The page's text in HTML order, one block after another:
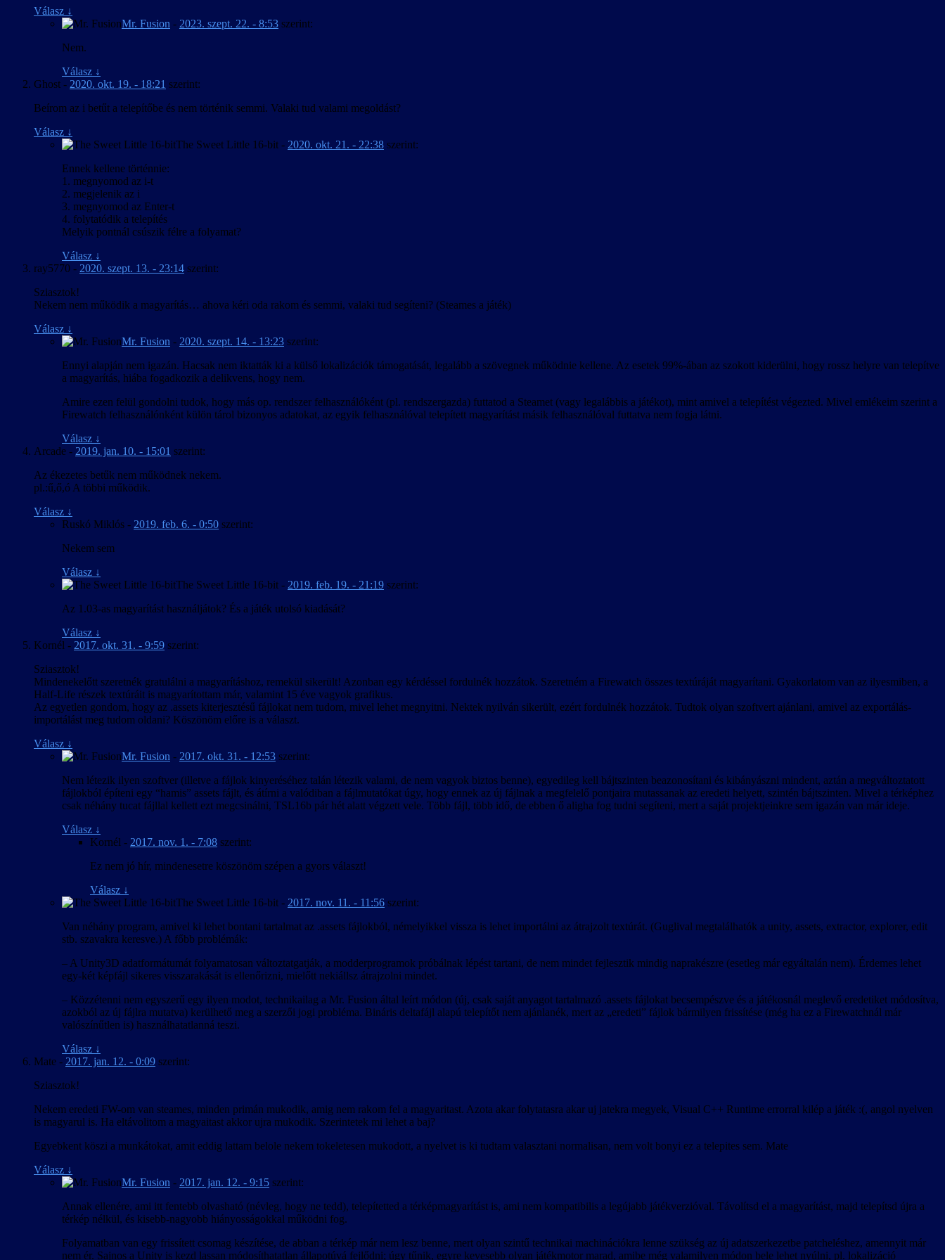
Válasz ↓
Mr. Fusion - 2023. szept. 22. - 8:53 szerint:
Nem.
Válasz ↓
Ghost - 2020. okt. 19. - 18:21 szerint:
Beírom az i betűt a telepítőbe és nem történik semmi. Valaki tud valami megoldást?
Válasz ↓
The Sweet Little 16-bit - 2020. okt. 21. - 22:38 szerint:
Ennek kellene történnie:
1. megnyomod az i-t
2. megjelenik az i
3. megnyomod az Enter-t
4. folytatódik a telepítés
Melyik pontnál csúszik félre a folyamat?
Válasz ↓
ray5770 - 2020. szept. 13. - 23:14 szerint:
Sziasztok!
Nekem nem működik a magyarítás… ahova kéri oda rakom és semmi, valaki tud segíteni? (Steames a játék)
Válasz ↓
Mr. Fusion - 2020. szept. 14. - 13:23 szerint:
Ennyi alapján nem igazán. Hacsak nem iktatták ki a külső lokalizációk támogatását, legalább a szövegnek működnie kellene. Az esetek 99%-ában az szokott kiderülni, hogy rossz helyre van telepítve
a magyarítás, hiába fogadkozik a delikvens, hogy nem.
Amire ezen felül gondolni tudok, hogy más op. rendszer felhasználóként (pl. rendszergazda) futtatod a Steamet (vagy legalábbis a játékot), mint amivel a telepítést végezted. Mivel emlékeim szerint a
Firewatch felhasználónként külön tárol bizonyos adatokat, az egyik felhasználóval telepített magyarítást másik felhasználóval futtatva nem fogja látni.
Válasz ↓
Arcade - 2019. jan. 10. - 15:01 szerint:
Az ékezetes betűk nem működnek nekem.
pl.:ű,ő,ó A többi működik.
Válasz ↓
Ruskó Miklós - 2019. feb. 6. - 0:50 szerint:
Nekem sem
Válasz ↓
The Sweet Little 16-bit - 2019. feb. 19. - 21:19 szerint:
Az 1.03-as magyarítást használjátok? És a játék utolsó kiadását?
Válasz ↓
Kornél - 2017. okt. 31. - 9:59 szerint:
Sziasztok!
Mindenekelőtt szeretnék gratulálni a magyarításhoz, remekül sikerült! Azonban egy kérdéssel fordulnék hozzátok. Szeretném a Firewatch összes textúráját magyarítani. Gyakorlatom van az ilyesmiben, a
Half-Life részek textúráit is magyarítottam már, valamint 15 éve vagyok grafikus.
Az egyetlen gondom, hogy az .assets kiterjesztésű fájlokat nem tudom, mivel lehet megnyitni. Nektek nyilván sikerült, ezért fordulnék hozzátok. Tudtok olyan szoftvert ajánlani, amivel az exportálás-
importálást meg tudom oldani? Köszönöm előre is a választ.
Válasz ↓
Mr. Fusion - 2017. okt. 31. - 12:53 szerint:
Nem létezik ilyen szoftver (illetve a fájlok kinyeréséhez talán létezik valami, de nem vagyok biztos benne), egyedileg kell bájtszinten beazonosítani és kibányászni mindent, aztán a megváltoztatott
fájlokból építeni egy “hamis” assets fájlt, és átírni a valódiban a fájlmutatókat úgy, hogy ennek az új fájlnak a megfelelő pontjaira mutassanak az eredeti helyett, szintén bájtszinten. Mivel a térképhez
csak néhány tucat fájllal kellett ezt megcsinálni, TSL16b pár hét alatt végzett vele. Több fájl, több idő, de ebben ő aligha fog tudni segíteni, mert a saját projektjeinkre sem igazán van már ideje.
Válasz ↓
Kornél - 2017. nov. 1. - 7:08 szerint:
Ez nem jó hír, mindenesetre köszönöm szépen a gyors választ!
Válasz ↓
The Sweet Little 16-bit - 2017. nov. 11. - 11:56 szerint:
Van néhány program, amivel ki lehet bontani tartalmat az .assets fájlokból, némelyikkel vissza is lehet importálni az átrajzolt textúrát. (Guglival megtalálhatók a unity, assets, extractor, explorer, edit
stb. szavakra keresve.) A főbb problémák:
– A Unity3D adatformátumát folyamatosan változtatgatják, a modderprogramok próbálnak lépést tartani, de nem mindet fejlesztik mindig naprakészre (esetleg már egyáltalán nem). Érdemes lehet
egy-két képfájl sikeres visszarakását is ellenőrizni, mielőtt nekiállsz átrajzolni mindet.
– Közzétenni nem egyszerű egy ilyen modot, technikailag a Mr. Fusion által leírt módon (új, csak saját anyagot tartalmazó .assets fájlokat becsempészve és a játékosnál meglevő eredetiket módosítva,
azokból az új fájlra mutatva) kerülhető meg a szerzői jogi probléma. Bináris deltafájl alapú telepítőt nem ajánlanék, mert az „eredeti” fájlok bármilyen frissítése (még ha ez a Firewatchnál már
valószínűtlen is) használhatatlanná teszi.
Válasz ↓
Mate - 2017. jan. 12. - 0:09 szerint:
Sziasztok!
Nekem eredeti FW-om van steames, minden primán mukodik, amig nem rakom fel a magyaritast. Azota akar folytatasra akar uj jatekra megyek, Visual C++ Runtime errorral kilép a játék :(, angol nyelven
is magyarul is. Ha eltávolitom a magyaitast akkor ujra mukodik. Szerintetek mi lehet a baj?
Egyebkent köszi a munkátokat, amit eddig lattam belole nekem tokeletesen mukodott, a nyelvet is ki tudtam valasztani normalisan, nem volt bonyi ez a telepites sem. Mate
Válasz ↓
Mr. Fusion - 2017. jan. 12. - 9:15 szerint:
Annak ellenére, ami itt fentebb olvasható (névleg, hogy ne tedd), telepítetted a térképmagyarítást is, ami nem kompatibilis a legújabb játékverzióval. Távolítsd el a magyarítást, majd telepítsd újra a
térkép nélkül, és kisebb-nagyobb hiányosságokkal működni fog.
Folyamatban van egy frissített csomag készítése, de abban a térkép már nem lesz benne, mert olyan szintű technikai machinációkra lenne szükség az új adatszerkezetbe patcheléshez, amennyit már
nem ér. Sajnos a Unity is kezd lassan módosíthatatlan állapotúvá fejlődni; úgy tűnik, egyre kevesebb olyan játékmotor marad, amibe még valamilyen módon bele lehet nyúlni, pl. lokalizáció